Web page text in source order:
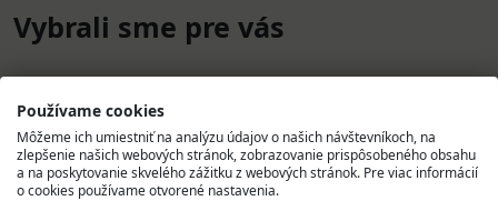
Vybrali sme pre vás
Používame cookies
Môžeme ich umiestniť na analýzu údajov o našich návštevníkoch, na
zlepšenie našich webových stránok, zobrazovanie prispôsobeného obsahu
a na poskytovanie skvelého zážitku z webových stránok. Pre viac informácií
o cookies používame otvorené nastavenia.